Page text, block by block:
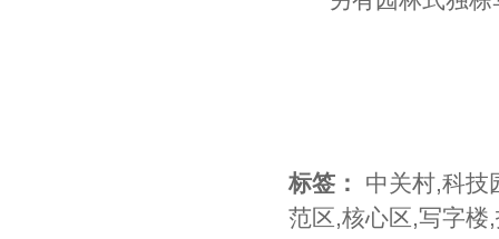
标签： 中关村,科技
范区,核心区,写字楼,